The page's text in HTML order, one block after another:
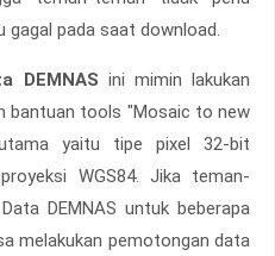
pada saat download.
DEMNAS ini mimin lakukan
bantuan tools "Mosaic to new
yaitu tipe pixel 32-bit
WGS84. Jika teman-
DEMNAS untuk beberapa
melakukan pemotongan data